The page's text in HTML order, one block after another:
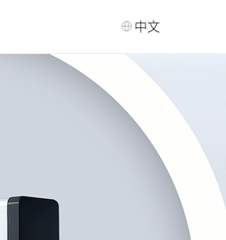
中文